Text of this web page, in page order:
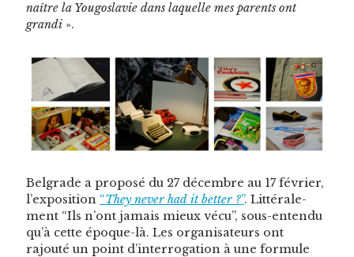
naître la Yougoslavie dans laque­lle mes par­ents ont
gran­di ».
Bel­grade a pro­posé du 27 décem­bre au 17 févri­er,
l’exposition “They nev­er had it bet­ter ?”. Lit­térale­
ment “Ils n’ont jamais mieux vécu”, sous-enten­du
qu’à cette époque-là. Les organ­isa­teurs ont
rajouté un point d’interrogation à une for­mule